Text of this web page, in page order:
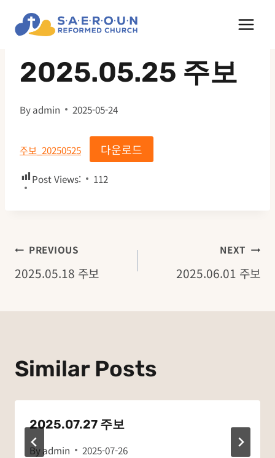
2025.05.25 주보
Byadmin 2025-05-24
주보_20250525 다운로드
Post Views: 112
글PREVIOUS
2025.05.18 주보
NEXT
2025.06.01 주보
Similar Posts
2025.07.27 주보
Byadmin 2025-07-26